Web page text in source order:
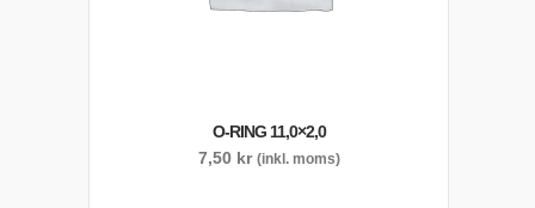
O-RING 11,0×2,0
7,50 kr (inkl. moms)